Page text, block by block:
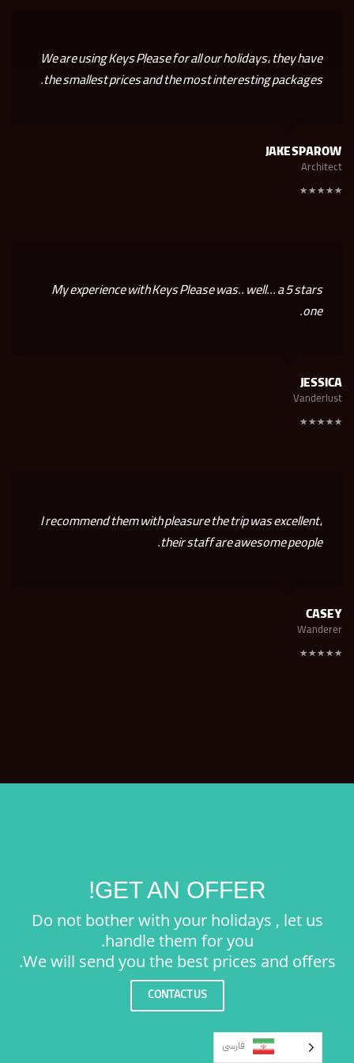
We are using Keys Please for all our holidays, they have
the smallest prices and the most interesting packages.
JAKE SPAROW
Architect
My experience with Keys Please was.. well... a 5 stars
one.
JESSICA
Vanderlust
I recommend them with pleasure the trip was excellent,
their staff are awesome people.
CASEY
Wanderer
GET AN OFFER!
Do not bother with your holidays , let us
handle them for you.
We will send you the best prices and offers.
CONTACT US
فارسی